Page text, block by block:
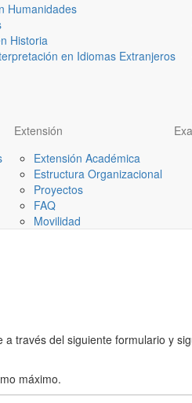
Humanidades
Historia
en Idiomas Extranjeros
Extensión
Extensión Académica
Estructura Organizacional
Proyectos
FAQ
Movilidad
través del siguiente formulario y
máximo.